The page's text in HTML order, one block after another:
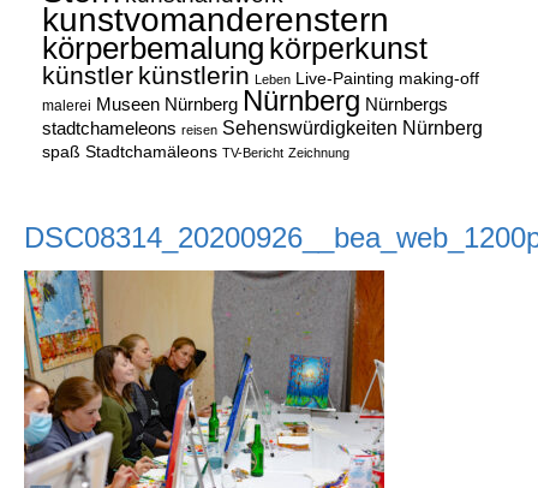
kunstvomanderenstern
körperbemalung körperkunst
künstler künstlerin Leben Live-Painting making-off
malerei Museen Nürnberg Nürnberg Nürnbergs
stadtchameleons reisen Sehenswürdigkeiten Nürnberg
spaß Stadtchamäleons TV-Bericht Zeichnung